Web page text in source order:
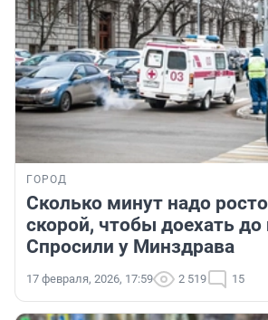
ГОРОД
Сколько минут надо
скорой, чтобы доехать до
Спросили у Минздрава
17 февраля, 2026, 17:59 2 519 15